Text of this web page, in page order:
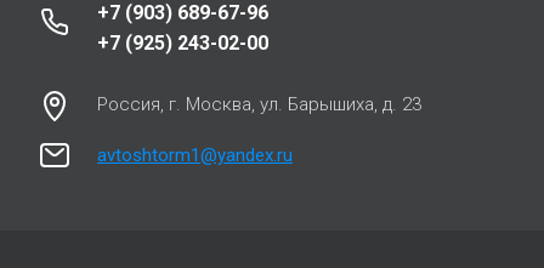
+7 (903) 689-67-96
+7 (925) 243-02-00
Россия, г. Москва, ул. Барышиха, д. 23
avtoshtorm1@yandex.ru